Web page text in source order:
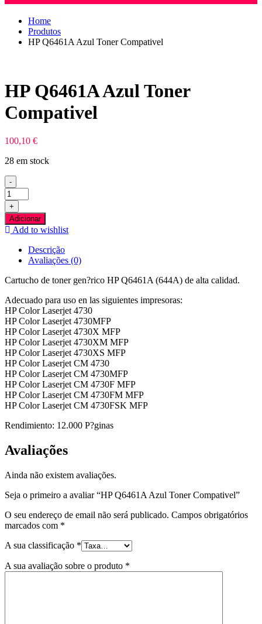
Home
Produtos
HP Q6461A Azul Toner Compativel
HP Q6461A Azul Toner
Compativel
100,10 €
28 em stock
-
Quantidade
de
HP
Q6461A
Azul
Compativel
+
Adicionar
Add to wishlist
Descrição
Avaliações (0)
Cartucho de toner gen?rico HP Q6461A (644A) de alta calidad.
Adecuado para uso en las siguientes impresoras:
HP Color Laserjet 4730
HP Color Laserjet 4730MFP
HP Color Laserjet 4730X MFP
HP Color Laserjet 4730XM MFP
HP Color Laserjet 4730XS MFP
HP Color Laserjet CM 4730
HP Color Laserjet CM 4730MFP
HP Color Laserjet CM 4730F MFP
HP Color Laserjet CM 4730FM MFP
HP Color Laserjet CM 4730FSK MFP
Rendimiento: 12.000 P?ginas
Avaliações
Ainda não existem avaliações.
Seja o primeiro a avaliar “HP Q6461A Azul Toner Compativel”
O seu endereço de email não será publicado. Campos obrigatórios
marcados com *
A sua classificação *
A sua avaliação sobre o produto *